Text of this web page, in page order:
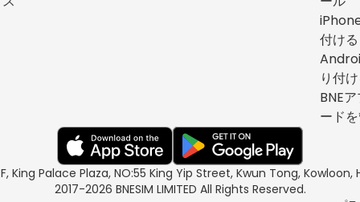
付ける
り付
BNE
ード
King Palace Plaza, NO:55 King Yip Street, Kwun Tong, Kowloon,
2017-2026 BNESIM LIMITED All Rights Reserved.